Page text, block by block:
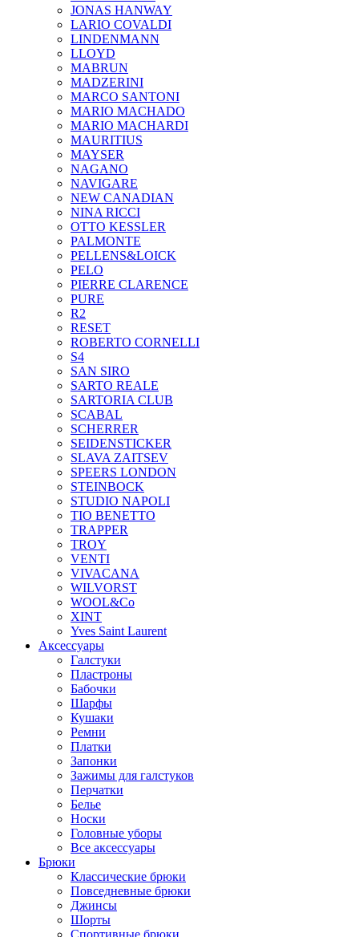
JONAS HANWAY
LARIO COVALDI
LINDENMANN
LLOYD
MABRUN
MADZERINI
MARCO SANTONI
MARIO MACHADO
MARIO MACHARDI
MAURITIUS
MAYSER
NAGANO
NAVIGARE
NEW CANADIAN
NINA RICCI
OTTO KESSLER
PALMONTE
PELLENS&LOICK
PELO
PIERRE CLARENCE
PURE
R2
RESET
ROBERTO CORNELLI
S4
SAN SIRO
SARTO REALE
SARTORIA CLUB
SCABAL
SCHERRER
SEIDENSTICKER
SLAVA ZAITSEV
SPEERS LONDON
STEINBOCK
STUDIO NAPOLI
TIO BENETTO
TRAPPER
TROY
VENTI
VIVACANA
WILVORST
WOOL&Co
XINT
Yves Saint Laurent
Аксессуары
Галстуки
Пластроны
Бабочки
Шарфы
Кушаки
Ремни
Платки
Запонки
Зажимы для галстуков
Перчатки
Белье
Носки
Головные уборы
Все аксессуары
Брюки
Классические брюки
Повседневные брюки
Джинсы
Шорты
Спортивные брюки